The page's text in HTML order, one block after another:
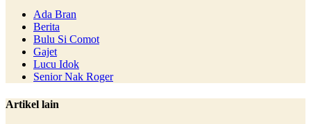
Ada Bran
Berita
Bulu Si Comot
Gajet
Lucu Idok
Senior Nak Roger
Artikel lain